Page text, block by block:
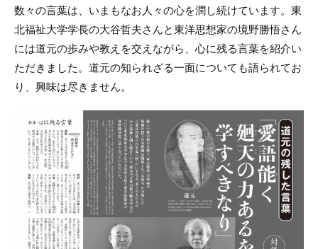
数々の言葉は、いまもなお人々の心を潤し続けています。東
北福祉大学学長の大谷哲夫さんと東洋思想家の境野勝悟さん
には道元の歩みや教えを交えながら、心に残る言葉を紹介い
ただきました。道元の知られざる一面についても語られてお
り、興味は尽きません。